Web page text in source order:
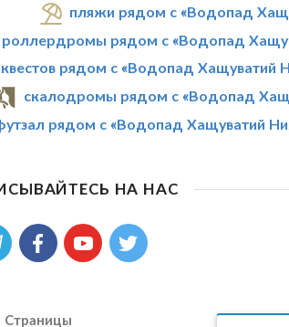
пляжи рядом с «Водопад
роллердромы рядом с «Водопад
квестов рядом с «Водопад Хащуватий
скалодромы рядом с «Водопад
рядом с «Водопад Хащуватий
НА НАС
Страницы